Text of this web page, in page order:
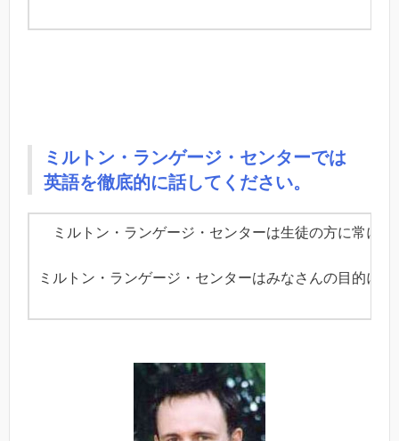
ミルトン・ランゲージ・センターでは
英語を徹底的に話してください。
ミルトン・ランゲージ・センターは生徒の方に常に
ミルトン・ランゲージ・センターはみなさんの目的に